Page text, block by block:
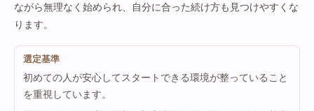
ながら無理なく始められ、自分に合った続け方も見つけやすくな
ります。
選定基準
初めての人が安心してスタートできる環境が整っていること
を重視しています。